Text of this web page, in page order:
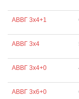
АВВГ 3х4+1
АВВГ 3х4
АВВГ 3х4+0
АВВГ 3х6+0